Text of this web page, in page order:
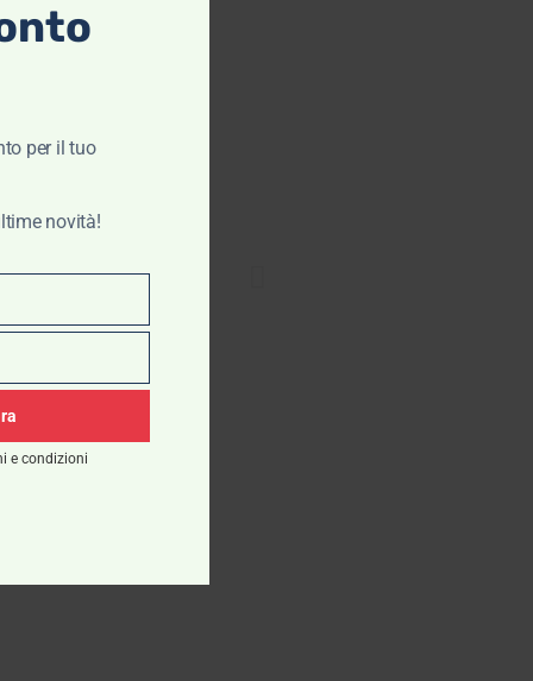
per il tuo
novità!
e condizioni